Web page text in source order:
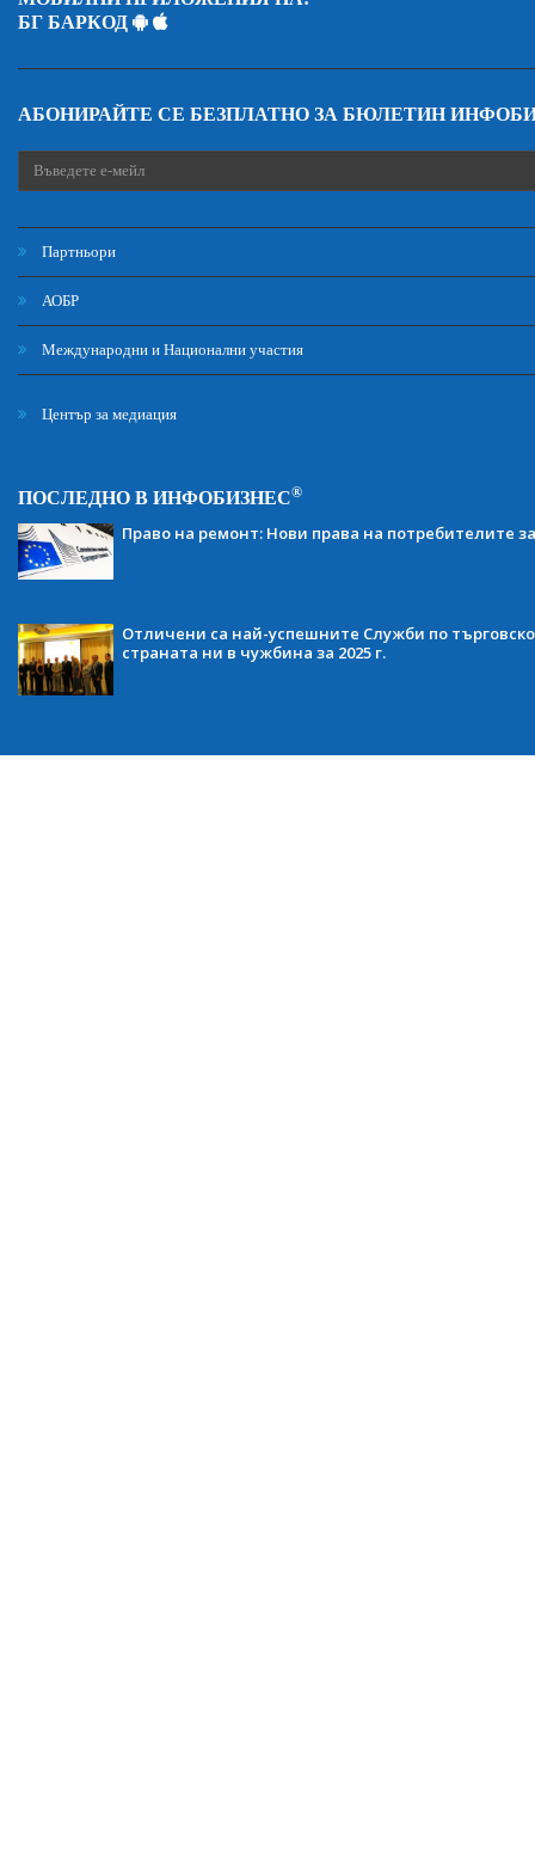
БГ БАРКОД
АБОНИРАЙТЕ СЕ БЕЗПЛАТНО ЗА БЮЛЕТИН
Партньори
АОБР
Международни и Национални участия
Център за медиация
ПОСЛЕДНО В ИНФОБИЗНЕС®
Право на ремонт: Нови права на потребителите
Отличени са най-успешните Служби по
страната ни в чужбина за 2025 г.